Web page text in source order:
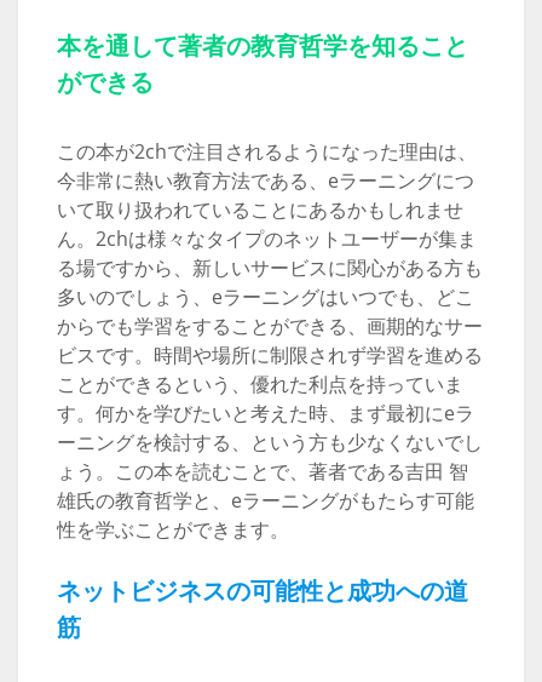
本を通して著者の教育哲学を知ること
ができる
この本が2chで注目されるようになった理由は、
今非常に熱い教育方法である、eラーニングにつ
いて取り扱われていることにあるかもしれませ
ん。2chは様々なタイプのネットユーザーが集ま
る場ですから、新しいサービスに関心がある方も
多いのでしょう、eラーニングはいつでも、どこ
からでも学習をすることができる、画期的なサー
ビスです。時間や場所に制限されず学習を進める
ことができるという、優れた利点を持っていま
す。何かを学びたいと考えた時、まず最初にeラ
ーニングを検討する、という方も少なくないでし
ょう。この本を読むことで、著者である吉田 智
雄氏の教育哲学と、eラーニングがもたらす可能
性を学ぶことができます。
ネットビジネスの可能性と成功への道
筋